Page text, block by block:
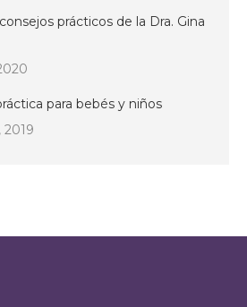
prácticos de la Dra. Gina
para bebés y niños
2019